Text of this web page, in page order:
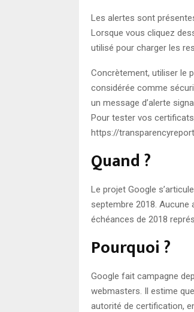
Les alertes sont
Lorsque vous cliquez
utilisé pour charger les
Concrètement, utiliser le
considérée comme
un message d’alerte
Pour tester vos
https://
Quand ?
Le projet Google
septembre 2018. Aucune
échéances de 2018
Pourquoi ?
Google fait campagne
webmasters. Il estime
autorité de certification,